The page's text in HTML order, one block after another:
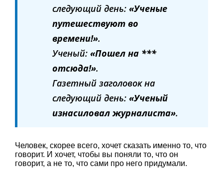
следующий день: «Ученые
путешествуют во
времени!».
Ученый: «Пошел на ***
отсюда!».
Газетный заголовок на
следующий день: «Ученый
изнасиловал журналиста».
Человек, скорее всего, хочет сказать именно то, что
говорит. И хочет, чтобы вы поняли то, что он
говорит, а не то, что сами про него придумали.